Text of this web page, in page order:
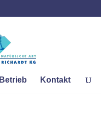
Betrieb Kontakt